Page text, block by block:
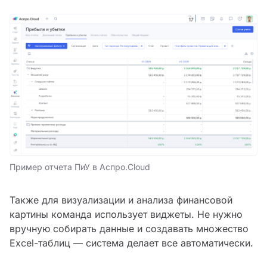
Пример отчета ПиУ в Аспро.Cloud
Также для визуализации и анализа финансовой
картины команда использует виджеты. Не нужно
вручную собирать данные и создавать множество
Excel-таблиц — система делает все автоматически.